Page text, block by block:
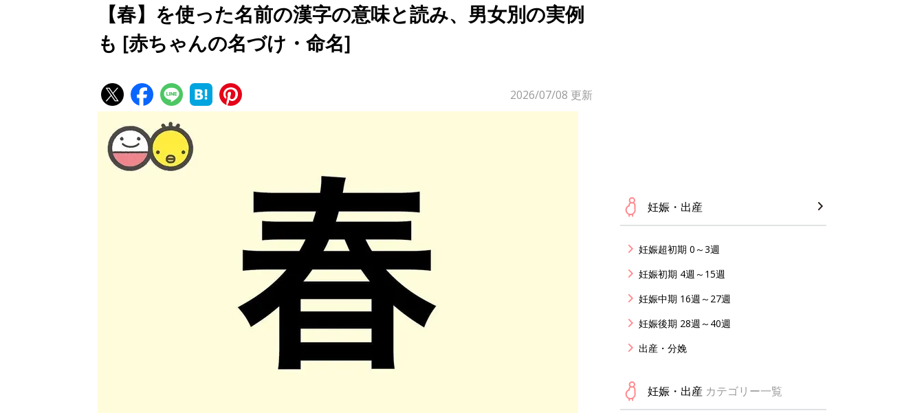
【春】を使った名前の漢字の意味と読み、男女別の実例
も [赤ちゃんの名づけ・命名]
2026/07/08 更新
妊娠・出産
妊娠超初期 0～3週
妊娠初期 4週～15週
妊娠中期 16週～27週
妊娠後期 28週～40週
出産・分娩
妊娠・出産 カテゴリー一覧